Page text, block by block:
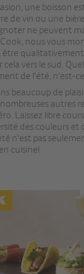
une boisson
de vin ou une
ne peuvent
nous vous
vers le sud.
de l'été, n'est-ce
beaucoup de
autres
Laissez libre
des couleurs et
n'est pas
cuisine!